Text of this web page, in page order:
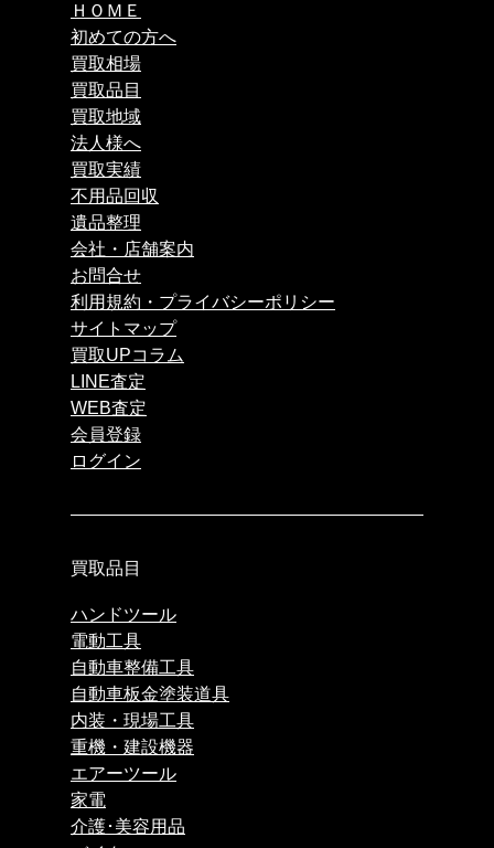
ＨＯＭＥ
初めての方へ
買取相場
買取品目
買取地域
法人様へ
買取実績
不用品回収
遺品整理
会社・店舗案内
お問合せ
利用規約・プライバシーポリシー
サイトマップ
買取UPコラム
LINE査定
WEB査定
会員登録
ログイン
買取品目
ハンドツール
電動工具
自動車整備工具
自動車板金塗装道具
内装・現場工具
重機・建設機器
エアーツール
家電
介護･美容用品